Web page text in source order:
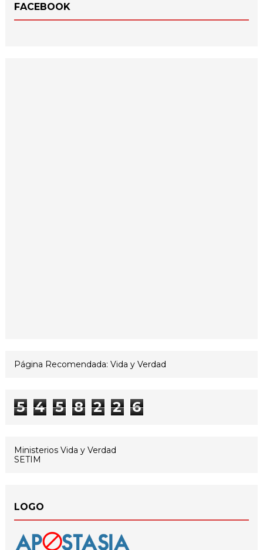
FACEBOOK
Página Recomendada: Vida y Verdad
5 4 5 8 2 2 6
Ministerios Vida y Verdad
SETIM
LOGO